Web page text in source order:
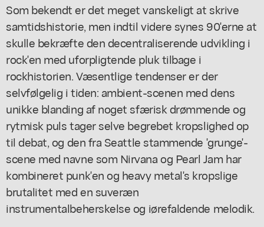
Som bekendt er det meget vanskeligt at skrive
samtidshistorie, men indtil videre synes 90'erne at
skulle bekræfte den decentraliserende udvikling i
rock'en med uforpligtende pluk tilbage i
rockhistorien. Væsentlige tendenser er der
selvfølgelig i tiden: ambient-scenen med dens
unikke blanding af noget sfærisk drømmende og
rytmisk puls tager selve begrebet kropslighed op
til debat, og den fra Seattle stammende 'grunge'-
scene med navne som Nirvana og Pearl Jam har
kombineret punk'en og heavy metal's kropslige
brutalitet med en suveræn
instrumentalbeherskelse og iørefaldende melodik.